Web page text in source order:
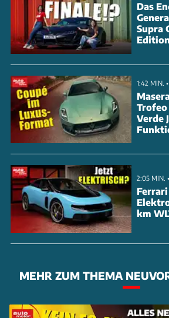
Das
Supra
Edition
1:42 MIN.
Trofeo
Verde
2:05 MIN.
km
MEHR ZUM THEMA